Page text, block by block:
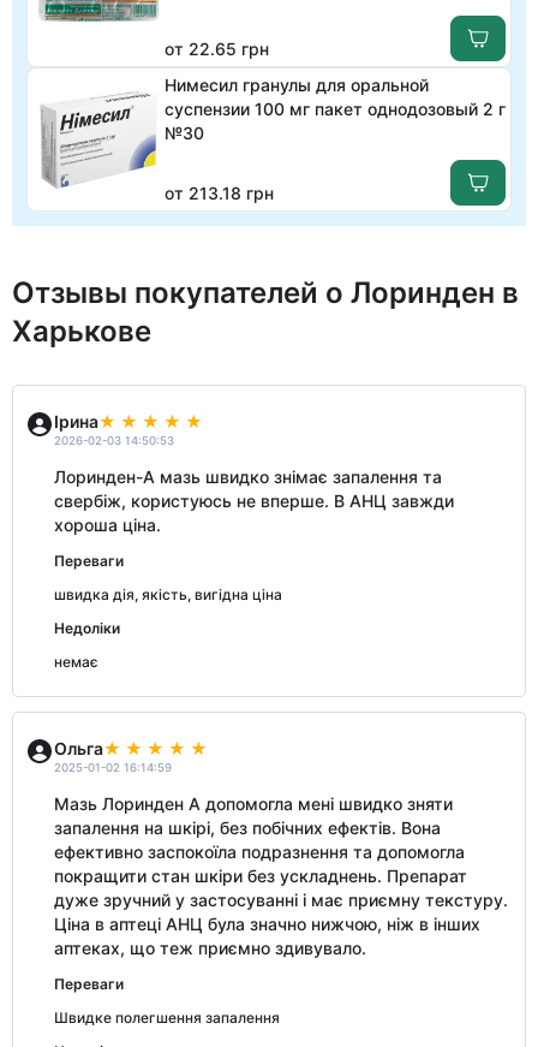
от 22.65 грн
Нимесил гранулы для оральной
суспензии 100 мг пакет однодозовый 2 г
№30
от 213.18 грн
Отзывы покупателей о Лоринден в
Харькове
Ірина
2026-02-03 14:50:53
Лоринден-А мазь швидко знімає запалення та
свербіж, користуюсь не вперше. В АНЦ завжди
хороша ціна.
Переваги
швидка дія, якість, вигідна ціна
Недоліки
немає
Ольга
2025-01-02 16:14:59
Мазь Лоринден А допомогла мені швидко зняти
запалення на шкірі, без побічних ефектів. Вона
ефективно заспокоїла подразнення та допомогла
покращити стан шкіри без ускладнень. Препарат
дуже зручний у застосуванні і має приємну текстуру.
Ціна в аптеці АНЦ була значно нижчою, ніж в інших
аптеках, що теж приємно здивувало.
Переваги
Швидке полегшення запалення